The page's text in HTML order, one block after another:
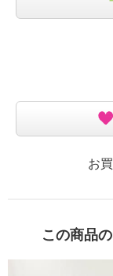
お
この商品